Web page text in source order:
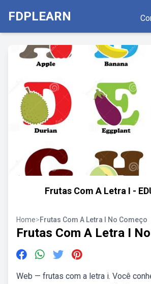
FDPLEARN
Frutas Com A Letra I -
Home>Frutas Com A Letra I No Começo
Frutas Com A Letra I
Web — frutas com a letra i. Você